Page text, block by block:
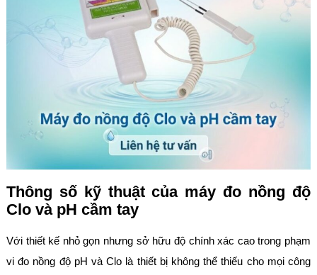
Thông số kỹ thuật của máy đo nồng độ
Clo và pH cầm tay
Với thiết kế nhỏ gọn nhưng sở hữu độ chính xác cao trong phạm
vi đo nồng độ pH và Clo là thiết bị không thể thiếu cho mọi công